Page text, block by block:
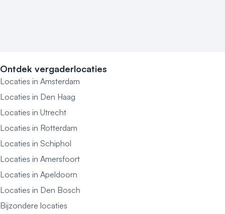
Ontdek vergaderlocaties
Locaties in Amsterdam
Locaties in Den Haag
Locaties in Utrecht
Locaties in Rotterdam
Locaties in Schiphol
Locaties in Amersfoort
Locaties in Apeldoorn
Locaties in Den Bosch
Bijzondere locaties